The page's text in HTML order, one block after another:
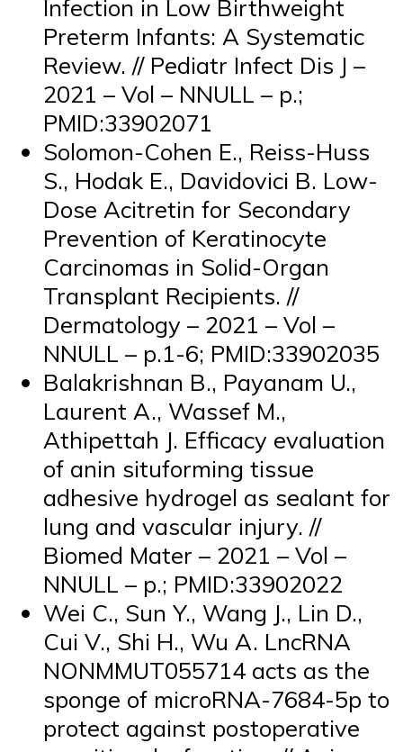
Infection in Low Birthweight
Preterm Infants: A Systematic
Review. // Pediatr Infect Dis J –
2021 – Vol – NNULL – p.;
PMID:33902071
Solomon-Cohen E., Reiss-Huss
S., Hodak E., Davidovici B. Low-
Dose Acitretin for Secondary
Prevention of Keratinocyte
Carcinomas in Solid-Organ
Transplant Recipients. //
Dermatology – 2021 – Vol –
NNULL – p.1-6; PMID:33902035
Balakrishnan B., Payanam U.,
Laurent A., Wassef M.,
Athipettah J. Efficacy evaluation
of anin situforming tissue
adhesive hydrogel as sealant for
lung and vascular injury. //
Biomed Mater – 2021 – Vol –
NNULL – p.; PMID:33902022
Wei C., Sun Y., Wang J., Lin D.,
Cui V., Shi H., Wu A. LncRNA
NONMMUT055714 acts as the
sponge of microRNA-7684-5p to
protect against postoperative